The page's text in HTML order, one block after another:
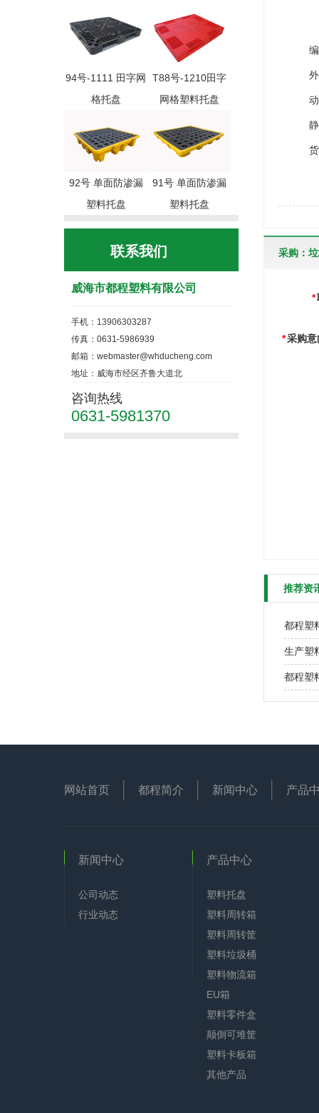
94号-1111 田字网
格托盘
T88号-1210田字
网格塑料托盘
92号 单面防渗漏
塑料托盘
91号 单面防渗漏
塑料托盘
联系我们
威海市都程塑料有限公司
手机：13906303287
传真：0631-5986939
邮箱：webmaster@whducheng.com
地址：威海市经区齐鲁大道北
咨询热线
0631-5981370
编
外
动
静
货
采购：
*
*采购
推荐资
都程塑
生产塑
都程塑
网站首页 都程简介 新闻中心 产品
新闻中心
公司动态
行业动态
产品中心
塑料托盘
塑料周转箱
塑料周转筐
塑料垃圾桶
塑料物流箱
EU箱
塑料零件盒
颠倒可堆筐
塑料卡板箱
其他产品